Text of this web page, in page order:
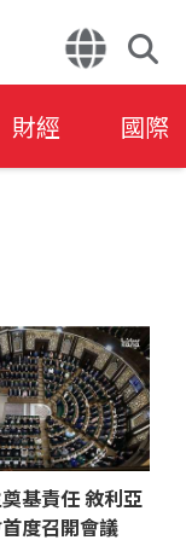
財經 國際
基責任 敘利亞
度召開會議